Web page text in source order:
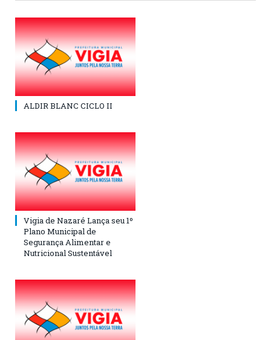
ALDIR BLANC CICLO II
Vigia de Nazaré Lança seu 1º
Plano Municipal de
Segurança Alimentar e
Nutricional Sustentável